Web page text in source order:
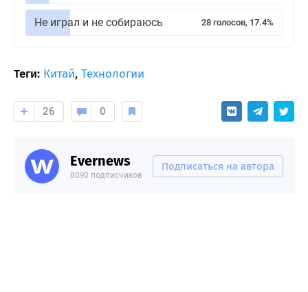
Не играл и не собираюсь 28 голосов, 17.4%
Теги: Китай, Технологии
26 0
Evernews
8090 подписчиков
Подписаться на автора